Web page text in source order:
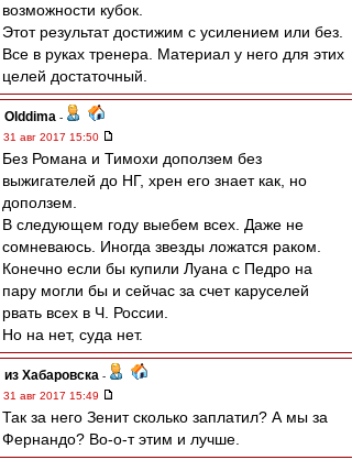
возможности кубок.
Этот результат достижим с усилением или без.
Все в руках тренера. Материал у него для этих
целей достаточный.
Olddima -
31 авг 2017 15:50
Без Романа и Тимохи доползем без
выжигателей до НГ, хрен его знает как, но
доползем.
В следующем году выебем всех. Даже не
сомневаюсь. Иногда звезды ложатся раком.
Конечно если бы купили Луана с Педро на
пару могли бы и сейчас за счет каруселей
рвать всех в Ч. России.
Но на нет, суда нет.
из Хабаровска -
31 авг 2017 15:49
Так за него Зенит сколько заплатил? А мы за
Фернандо? Во-о-т этим и лучше.